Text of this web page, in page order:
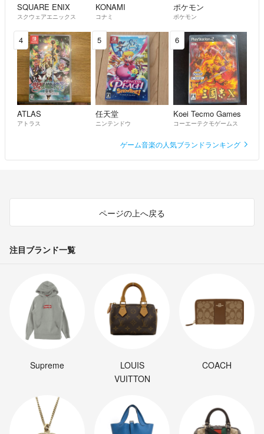
SQUARE ENIX
スクウェアエニックス
KONAMI
コナミ
ポケモン
ポケモン
4
ATLAS
アトラス
5
任天堂
ニンテンドウ
6
Koei Tecmo Games
コーエーテクモゲームス
ゲーム音楽の人気ブランドランキング
ページの上へ戻る
注目ブランド一覧
Supreme
LOUIS
VUITTON
COACH